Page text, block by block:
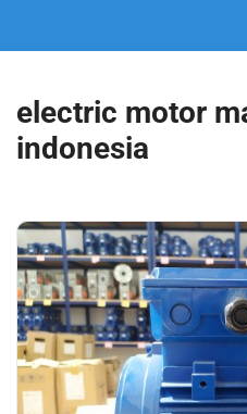
electric motor
indonesia